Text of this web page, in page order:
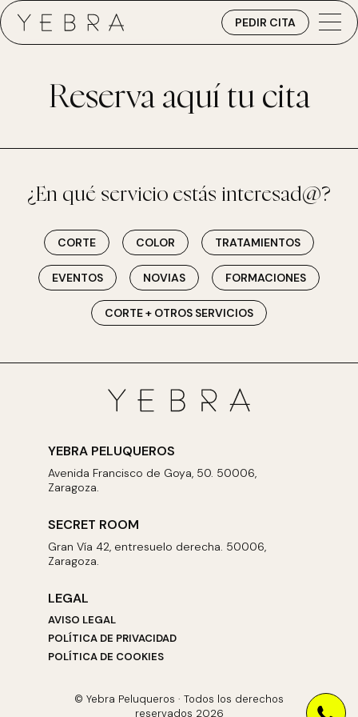
PEDIR CITA
Reserva aquí tu cita
¿En qué servicio estás interesad@?
CORTE COLOR TRATAMIENTOS
EVENTOS NOVIAS FORMACIONES
CORTE + OTROS SERVICIOS
LEGAL
AVISO LEGAL
POLÍTICA DE PRIVACIDAD
POLÍTICA DE COOKIES
YEBRA PELUQUEROS
Avenida Francisco de Goya, 50. 50006,
Zaragoza.
SECRET ROOM
Gran Vía 42, entresuelo derecha. 50006,
Zaragoza.
© Yebra Peluqueros · Todos los derechos
reservados 2026